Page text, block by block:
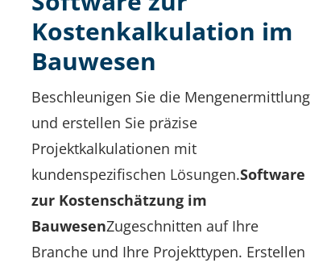
Kostenkalkulation im
Bauwesen
Beschleunigen Sie die Mengenermittlung
und erstellen Sie präzise
Projektkalkulationen mit
kundenspezifischen Lösungen.Software
zur Kostenschätzung im
BauwesenZugeschnitten auf Ihre
Branche und Ihre Projekttypen. Erstellen